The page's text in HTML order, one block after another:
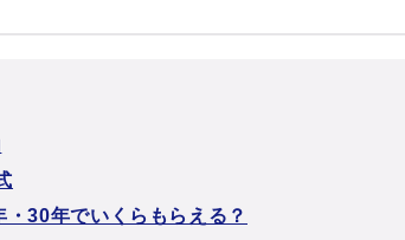
30年でいくらもらえる？